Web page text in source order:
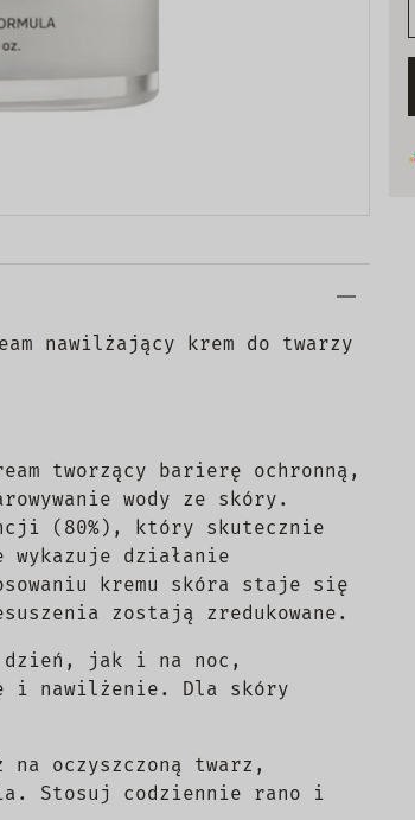
nawilżający krem do twarzy
tworzący barierę ochronną,
wody ze skóry.
(80%), który skutecznie
działanie
kremu skóra staje się
zostają zredukowane.
dzień, jak i na noc,
i nawilżenie. Dla skóry
oczyszczoną twarz,
Stosuj codziennie rano i